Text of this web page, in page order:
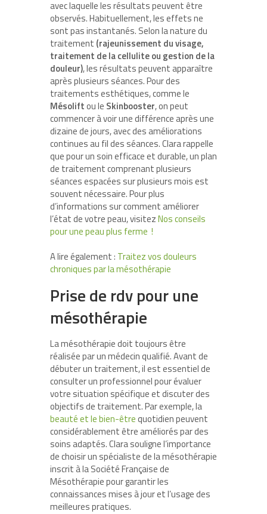
avec laquelle les résultats peuvent être
observés. Habituellement, les effets ne
sont pas instantanés. Selon la nature du
traitement (rajeunissement du visage,
traitement de la cellulite ou gestion de la
douleur), les résultats peuvent apparaître
après plusieurs séances. Pour des
traitements esthétiques, comme le
Mésoliftou le Skinbooster, on peut
commencer à voir une différence après une
dizaine de jours, avec des améliorations
continues au fil des séances. Clara rappelle
que pour un soin efficace et durable, un plan
de traitement comprenant plusieurs
séances espacées sur plusieurs mois est
souvent nécessaire. Pour plus
d’informations sur comment améliorer
l’état de votre peau, visitezNos conseils
pour une peau plus ferme !
A lire également : Traitez vos douleurs
chroniques par la mésothérapie
Prise de rdv pour une
mésothérapie
La mésothérapie doit toujours être
réalisée par un médecin qualifié. Avant de
débuter un traitement, il est essentiel de
consulter un professionnel pour évaluer
votre situation spécifique et discuter des
objectifs de traitement. Par exemple, la
beauté et le bien-êtrequotidien peuvent
considérablement être améliorés par des
soins adaptés. Clara souligne l’importance
de choisir un spécialiste de la mésothérapie
inscrit à la Société Française de
Mésothérapie pour garantir les
connaissances mises à jour et l’usage des
meilleures pratiques.